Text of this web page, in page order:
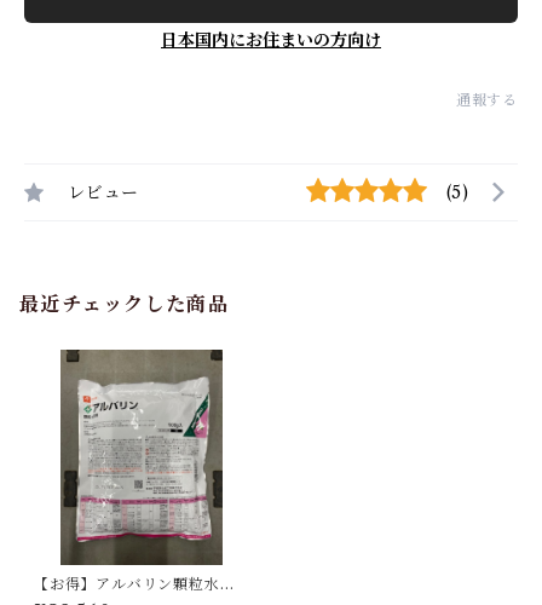
日本国内にお住まいの方向け
通報する
レビュー (5)
最近チェックした商品
【お得】アルバリン顆粒水溶